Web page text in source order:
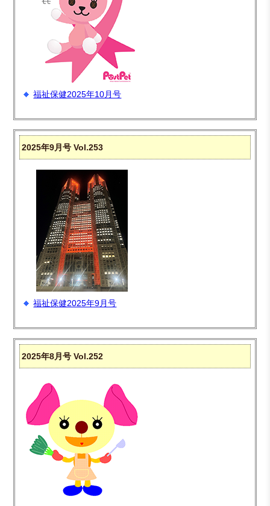
福祉保健2025年10月号
2025年9月号 Vol.253
福祉保健2025年9月号
2025年8月号 Vol.252